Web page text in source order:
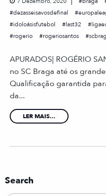
dezasseisavosdefinal
idoloásisfutebol
last32
rogerio
rogeriosantos
APURADOS| ROGÉRIO
no SC Braga até os
Qualificação garantida
da...
LER MAIS...
Search